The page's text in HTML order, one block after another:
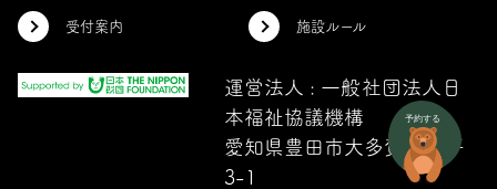
運営法人 : 一般社団法人日
本福祉協議機構
愛知県豊田市大多賀町下平
3-1
受付案内 施設ルール